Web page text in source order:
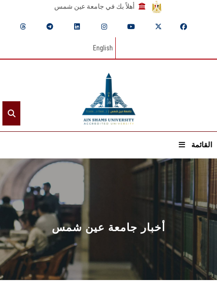
أهلاً بك في جامعة عين شمس
English
القائمة
الرئيسيـة
عن الجامعة
القطاعـات
الشئون الأكاديمية
البحث العلمي
أخبار جامعة عين شمس